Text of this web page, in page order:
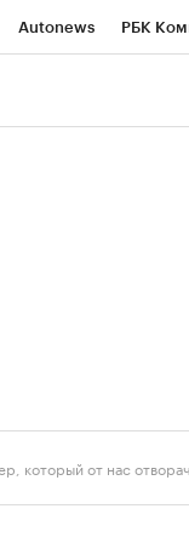
Autonews РБК
который от нас